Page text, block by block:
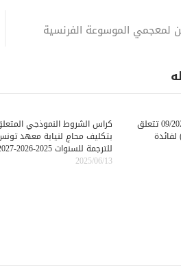
لمعجمي الموسوعة الفرنسية
إعلان استشارة عدد 09/2025 تتعلق
كراس الشروط النموذجي
بتكليف محامٍ لنيابة معهد
للترجمة للسنوات 2025-2026-2027
2025/06/13